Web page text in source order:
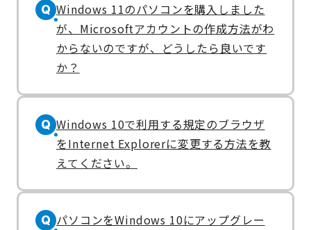
Q Windows 11のパソコンを購入しました
が、Microsoftアカウントの作成方法がわ
からないのですが、どうしたら良いです
か？
Q Windows 10で利用する規定のブラウザ
をInternet Explorerに変更する方法を教
えてください。
Q パソコンをWindows 10にアップグレー